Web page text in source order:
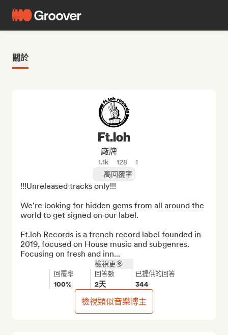
關於
Ft.loh
廠牌
1.1k 128
1
高回覆率
!!!Unreleased tracks only!!!
We're looking for hidden gems from all around the
world to get signed on our label.
Ft.loh Records is a french record label founded in
2019, focused on House music and subgenres.
Focusing on fresh and inn...
檢視更多
回覆率
100%
回答數
2天
已提供的回答
344
檢視類似音樂博主